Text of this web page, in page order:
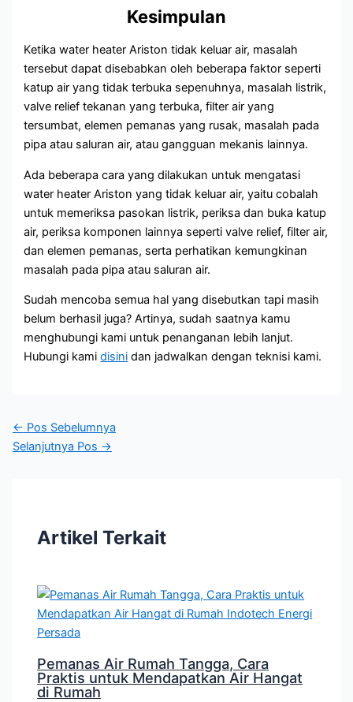
Kesimpulan
Ketika water heater Ariston tidak keluar air, masalah
tersebut dapat disebabkan oleh beberapa faktor seperti
katup air yang tidak terbuka sepenuhnya, masalah listrik,
valve relief tekanan yang terbuka, filter air yang
tersumbat, elemen pemanas yang rusak, masalah pada
pipa atau saluran air, atau gangguan mekanis lainnya.
Ada beberapa cara yang dilakukan untuk mengatasi
water heater Ariston yang tidak keluar air, yaitu cobalah
untuk memeriksa pasokan listrik, periksa dan buka katup
air, periksa komponen lainnya seperti valve relief, filter air,
dan elemen pemanas, serta perhatikan kemungkinan
masalah pada pipa atau saluran air.
Sudah mencoba semua hal yang disebutkan tapi masih
belum berhasil juga? Artinya, sudah saatnya kamu
menghubungi kami untuk penanganan lebih lanjut.
Hubungi kamidisini dan jadwalkan dengan teknisi kami.
← Pos Sebelumnya
Selanjutnya Pos →
Artikel Terkait
Pemanas Air Rumah Tangga, Cara
Praktis untuk Mendapatkan Air Hangat
di Rumah